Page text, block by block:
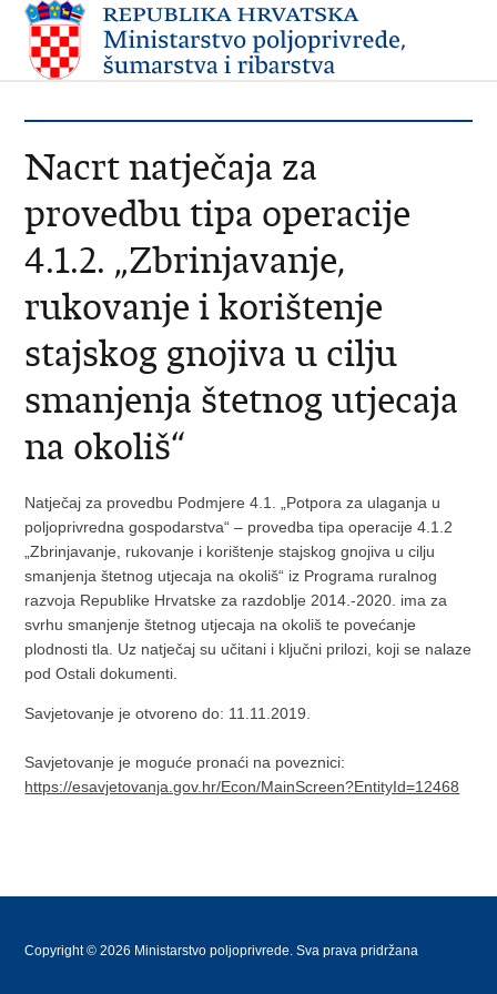
Nacrt natječaja za
provedbu tipa operacije
4.1.2. „Zbrinjavanje,
rukovanje i korištenje
stajskog gnojiva u cilju
smanjenja štetnog utjecaja
na okoliš“
Natječaj za provedbu Podmjere 4.1. „Potpora za ulaganja u
poljoprivredna gospodarstva“ – provedba tipa operacije 4.1.2
„Zbrinjavanje, rukovanje i korištenje stajskog gnojiva u cilju
smanjenja štetnog utjecaja na okoliš“ iz Programa ruralnog
razvoja Republike Hrvatske za razdoblje 2014.-2020. ima za
svrhu smanjenje štetnog utjecaja na okoliš te povećanje
plodnosti tla. Uz natječaj su učitani i ključni prilozi, koji se nalaze
pod Ostali dokumenti.
Savjetovanje je otvoreno do: 11.11.2019.
Savjetovanje je moguće pronaći na poveznici:
https://esavjetovanja.gov.hr/Econ/MainScreen?EntityId=12468
Copyright © 2026 Ministarstvo poljoprivrede. Sva prava pridržana